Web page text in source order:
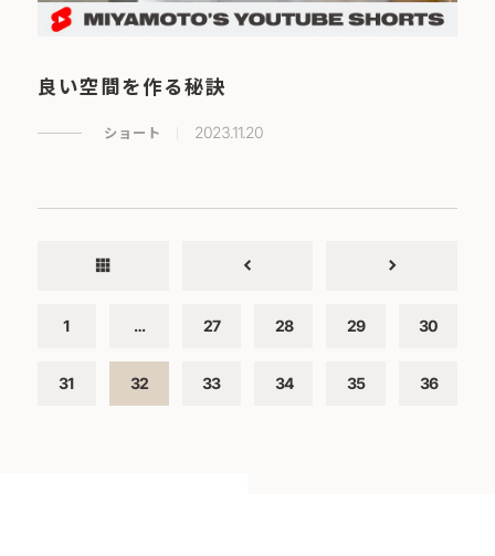
良い空間を作る秘訣
ショート 2023.11.20
apps chevron_left chevron_right
1 … 27 28 29 30
31 32 33 34 35 36